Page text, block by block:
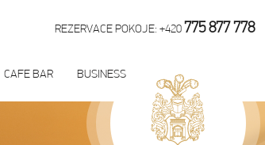
REZERVACE POKOJE: +420775 877 778
CAFE BAR BUSINESS